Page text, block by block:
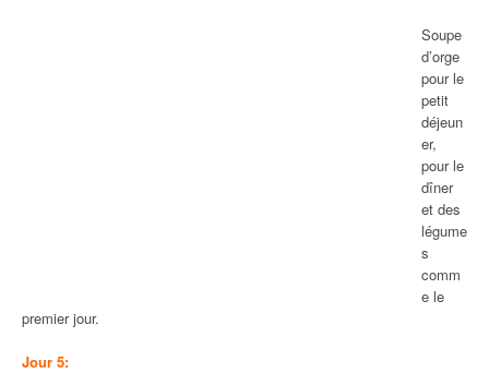
Soupe
d’orge
pour le
petit
déjeun
er,
pour le
dîner
et des
légume
s
comm
e le
premier jour.
Jour 5: